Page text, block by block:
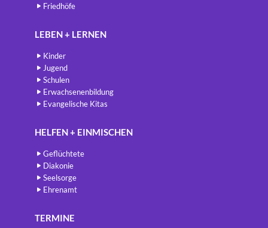
Friedhöfe
LEBEN + LERNEN
Kinder
Jugend
Schulen
Erwachsenenbildung
Evangelische Kitas
HELFEN + EINMISCHEN
Geflüchtete
Diakonie
Seelsorge
Ehrenamt
TERMINE